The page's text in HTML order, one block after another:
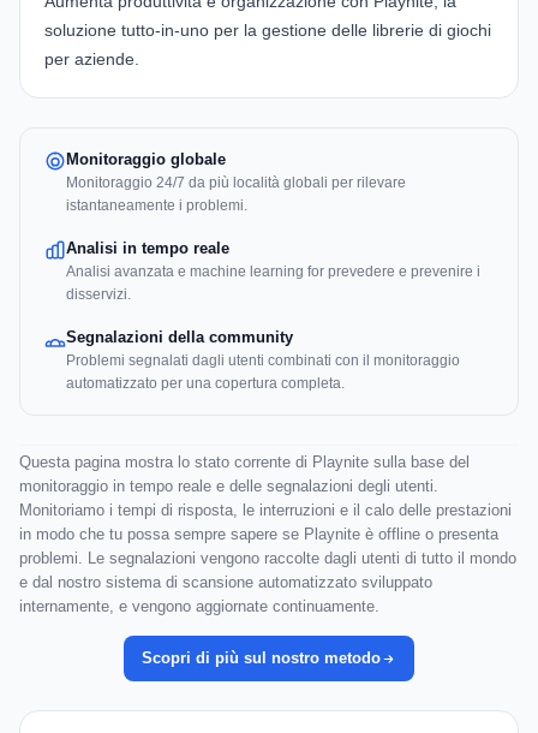
soluzione tutto-in-uno per la gestione delle librerie di giochi
per aziende.
Monitoraggio globale
Monitoraggio 24/7 da più località globali per rilevare
istantaneamente i problemi.
Analisi in tempo reale
Analisi avanzata e machine learning for prevedere e prevenire i
disservizi.
Segnalazioni della community
Problemi segnalati dagli utenti combinati con il monitoraggio
automatizzato per una copertura completa.
Questa pagina mostra lo stato corrente di Playnite sulla base del
monitoraggio in tempo reale e delle segnalazioni degli utenti.
Monitoriamo i tempi di risposta, le interruzioni e il calo delle prestazioni
in modo che tu possa sempre sapere se Playnite è offline o presenta
problemi. Le segnalazioni vengono raccolte dagli utenti di tutto il mondo
e dal nostro sistema di scansione automatizzato sviluppato
internamente, e vengono aggiornate continuamente.
Scopri di più sul nostro metodo